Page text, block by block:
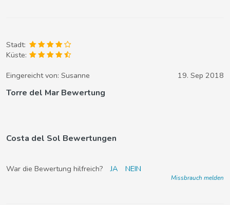
Stadt:
Küste:
Eingereicht von: Susanne 19. Sep 2018
Torre del Mar Bewertung
Costa del Sol Bewertungen
War die Bewertung hilfreich? JA NEIN
Missbrauch melden